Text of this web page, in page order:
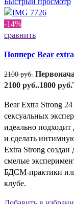
-14%
сравнить
Попперс Bear
2100руб.
2100 руб..1800 руб.
Bear Extra Strong
сексуальных
идеально
и сделать
Extra Strong
смелые
БДСМ-практики
клубе.